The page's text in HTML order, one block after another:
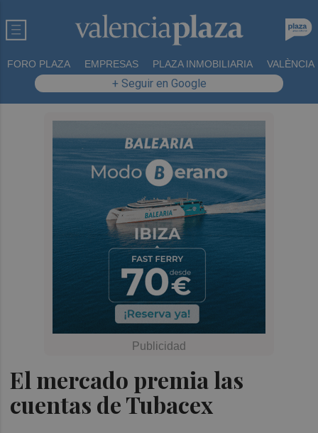
FORO PLAZA EMPRESAS PLAZA INMOBILIARIA VALÈNCIA
+ Seguir en Google
El mercado premia las
cuentas de Tubacex